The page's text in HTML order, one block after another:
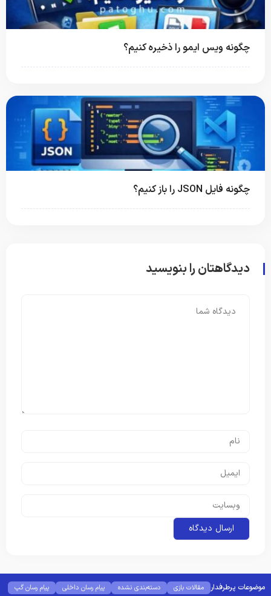
چگونه ویس ایمو را ذخیره کنیم؟
چگونه فایل JSON را باز کنیم؟
دیدگاهتان را بنویسید
موضوعات پرطرفدار مقالات بازی دسته‌بندی نشده پیام رسان داخلی
پیام رسان گپ